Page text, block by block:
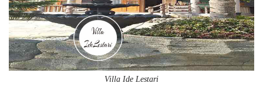
Villa Ide Lestari